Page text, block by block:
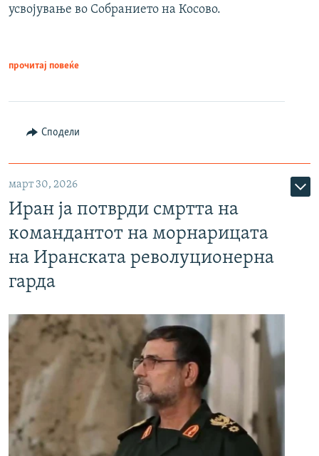
усвојување во Собранието на Косово.
прочитај повеќе
Сподели
март 30, 2026
Иран ја потврди смртта на
командантот на морнарицата
на Иранската револуционерна
гарда